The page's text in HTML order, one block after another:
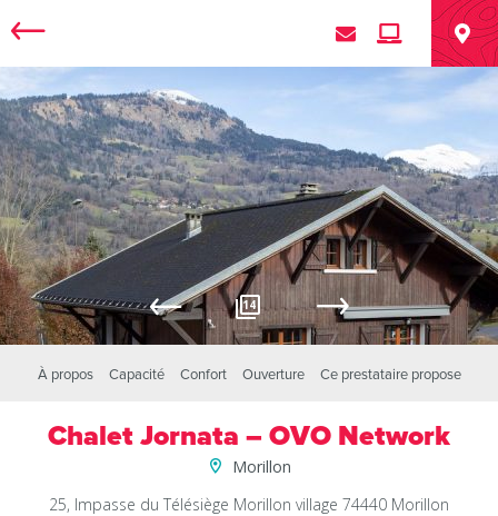
14
À propos Capacité Confort Ouverture Ce prestataire propose
Chalet Jornata – OVO Network
Morillon
25, Impasse du Télésiège Morillon village 74440 Morillon